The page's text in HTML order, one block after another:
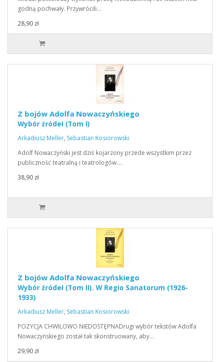
godną pochwały. Przywrócili…
28,90 zł
Z bojów Adolfa Nowaczyńskiego
Wybór źródeł (Tom I)
Arkadiusz Meller, Sebastian Kosiorowski
Adolf Nowaczyński jest dziś kojarzony przede wszystkim przez
publiczność teatralną i teatrologów.…
38,90 zł
Z bojów Adolfa Nowaczyńskiego
Wybór źródeł (Tom II). W Regio Sanatorum (1926-
1933)
Arkadiusz Meller, Sebastian Kosiorowski
POZYCJA CHWILOWO NIEDOSTĘPNADrugi wybór tekstów Adolfa
Nowaczyńskiego został tak skonstruowany, aby…
29,90 zł